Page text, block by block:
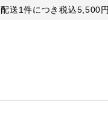
配送1件につき税込5,500